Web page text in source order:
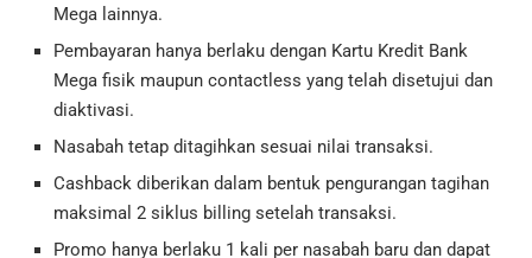
Mega lainnya.
Pembayaran hanya berlaku dengan Kartu Kredit Bank
Mega fisik maupun contactless yang telah disetujui dan
diaktivasi.
Nasabah tetap ditagihkan sesuai nilai transaksi.
Cashback diberikan dalam bentuk pengurangan tagihan
maksimal 2 siklus billing setelah transaksi.
Promo hanya berlaku 1 kali per nasabah baru dan dapat